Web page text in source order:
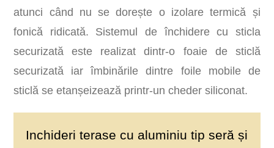
atunci când nu se dorește o izolare termică și
fonică ridicată. Sistemul de închidere cu sticla
securizată este realizat dintr-o foaie de sticlă
securizată iar îmbinările dintre foile mobile de
sticlă se etanșeizează printr-un cheder siliconat.
Inchideri terase cu aluminiu tip seră și